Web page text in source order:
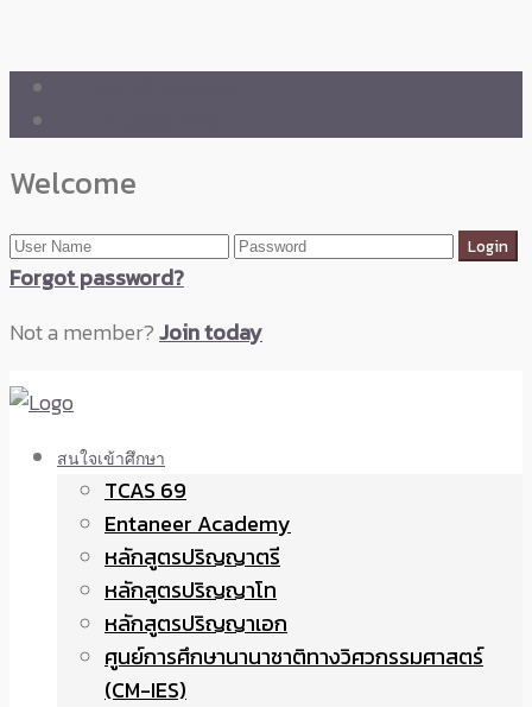
Welcome
Forgot password?
Not a member?Join today
สนใจเข้าศึกษา
TCAS 69
Entaneer Academy
หลักสูตรปริญญาตรี
หลักสูตรปริญญาโท
หลักสูตรปริญญาเอก
ศูนย์การศึกษานานาชาติทางวิศวกรรมศาสตร์
(CM-IES)